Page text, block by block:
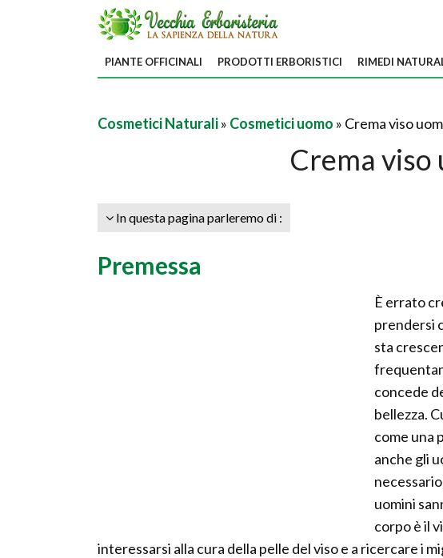
PIANTE OFFICINALI PRODOTTI ERBORISTICI RIMEDI
Cosmetici Naturali» Cosmetici uomo » Crema viso
Crema viso
In questa pagina parleremo di :
Premessa
È errato
prendersi
sta
concede
bellezza.
come una
anche gli
uomini
corpo è il
interessarsi alla cura della pelle del viso e a ricercare i